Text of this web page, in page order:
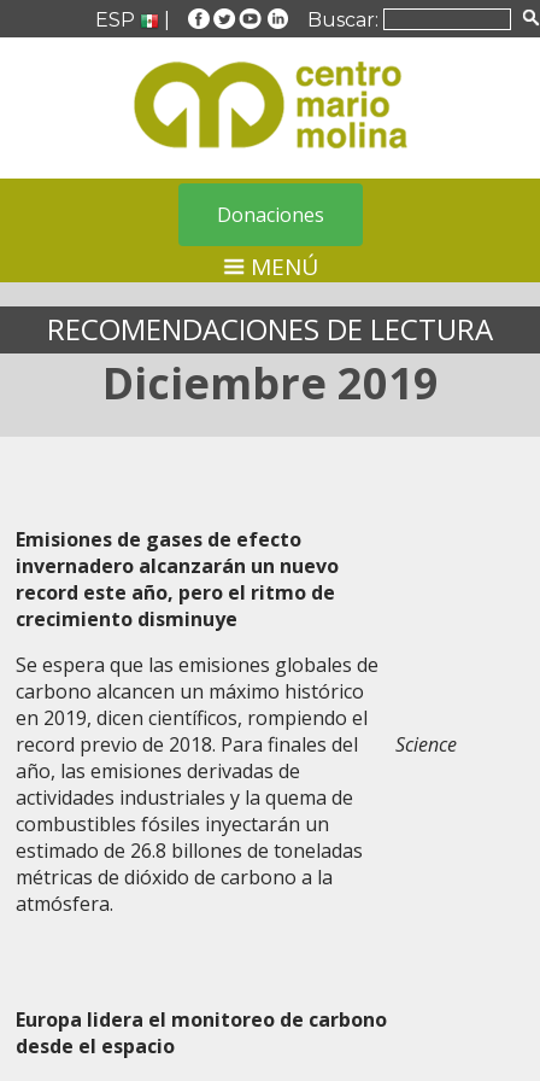
ESP Buscar:
Donaciones
MENÚ
RECOMENDACIONES DE LECTURA
Diciembre 2019
Emisiones de gases de efecto
invernadero alcanzarán un nuevo
record este año, pero el ritmo de
crecimiento disminuye
Se espera que las emisiones globales de
carbono alcancen un máximo histórico
en 2019, dicen científicos, rompiendo el
record previo de 2018. Para finales del
año, las emisiones derivadas de
actividades industriales y la quema de
combustibles fósiles inyectarán un
estimado de 26.8 billones de toneladas
métricas de dióxido de carbono a la
atmósfera.
Science
Europa lidera el monitoreo de carbono
desde el espacio